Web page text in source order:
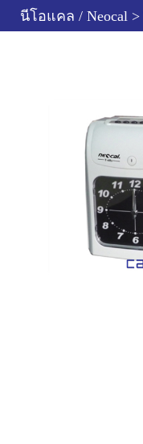
นีโอแคล / Neocal >